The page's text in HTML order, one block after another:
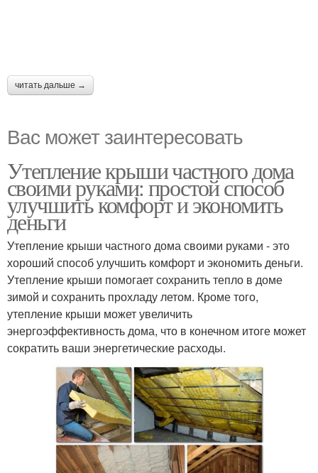
читать дальше →
Вас может заинтересовать
Утепление крыши частного дома
своими руками: простой способ
улучшить комфорт и экономить
деньги
Утепление крыши частного дома своими руками - это
хороший способ улучшить комфорт и экономить деньги.
Утепление крыши помогает сохранить тепло в доме
зимой и сохранить прохладу летом. Кроме того,
утепление крыши может увеличить
энергоэффективность дома, что в конечном итоге может
сократить ваши энергетические расходы.